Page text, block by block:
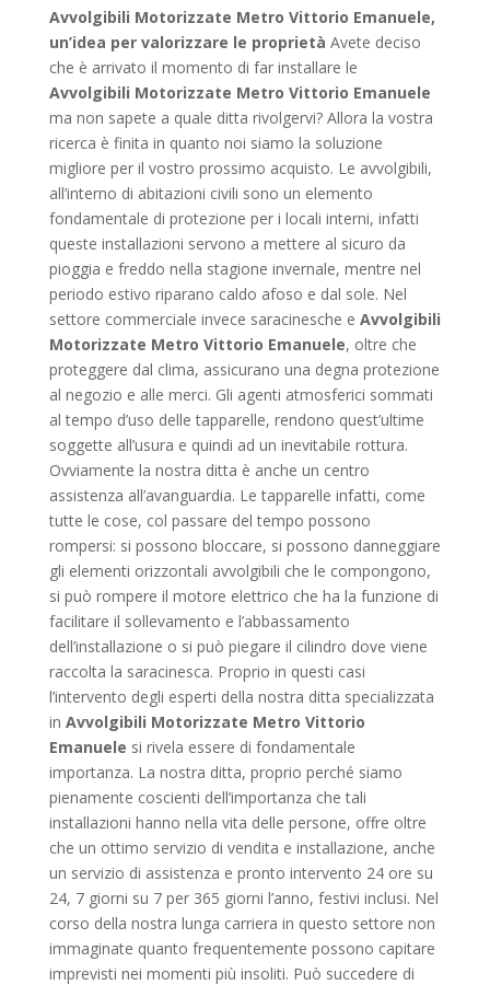
Avvolgibili Motorizzate Metro Vittorio Emanuele,
un’idea per valorizzare le proprietà Avete deciso
che è arrivato il momento di far installare le
Avvolgibili Motorizzate Metro Vittorio Emanuele
ma non sapete a quale ditta rivolgervi? Allora la vostra
ricerca è finita in quanto noi siamo la soluzione
migliore per il vostro prossimo acquisto. Le avvolgibili,
all’interno di abitazioni civili sono un elemento
fondamentale di protezione per i locali interni, infatti
queste installazioni servono a mettere al sicuro da
pioggia e freddo nella stagione invernale, mentre nel
periodo estivo riparano caldo afoso e dal sole. Nel
settore commerciale invece saracinesche e Avvolgibili
Motorizzate Metro Vittorio Emanuele, oltre che
proteggere dal clima, assicurano una degna protezione
al negozio e alle merci. Gli agenti atmosferici sommati
al tempo d’uso delle tapparelle, rendono quest’ultime
soggette all’usura e quindi ad un inevitabile rottura.
Ovviamente la nostra ditta è anche un centro
assistenza all’avanguardia. Le tapparelle infatti, come
tutte le cose, col passare del tempo possono
rompersi: si possono bloccare, si possono danneggiare
gli elementi orizzontali avvolgibili che le compongono,
si può rompere il motore elettrico che ha la funzione di
facilitare il sollevamento e l’abbassamento
dell’installazione o si può piegare il cilindro dove viene
raccolta la saracinesca. Proprio in questi casi
l’intervento degli esperti della nostra ditta specializzata
in Avvolgibili Motorizzate Metro Vittorio
Emanuele si rivela essere di fondamentale
importanza. La nostra ditta, proprio perché siamo
pienamente coscienti dell’importanza che tali
installazioni hanno nella vita delle persone, offre oltre
che un ottimo servizio di vendita e installazione, anche
un servizio di assistenza e pronto intervento 24 ore su
24, 7 giorni su 7 per 365 giorni l’anno, festivi inclusi. Nel
corso della nostra lunga carriera in questo settore non
immaginate quanto frequentemente possono capitare
imprevisti nei momenti più insoliti. Può succedere di